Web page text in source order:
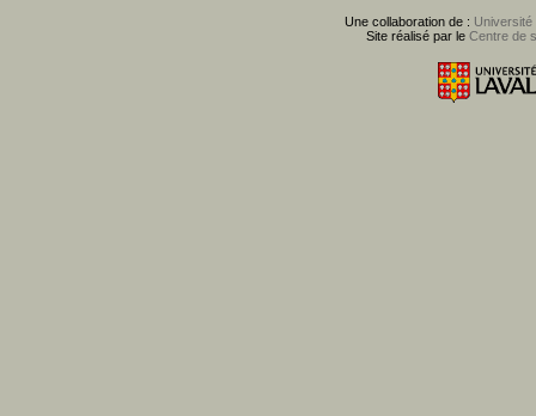
Une collaboration de : Université
Site réalisé par le Centre de